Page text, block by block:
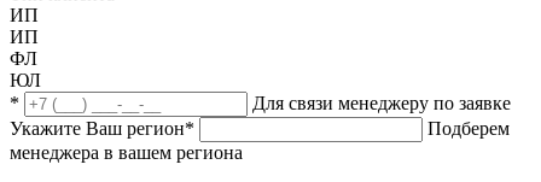
ИП
ИП
ФЛ
ЮЛ
*
Для связи менеджеру по заявке
Укажите Ваш регион*
Подберем
менеджера в вашем региона